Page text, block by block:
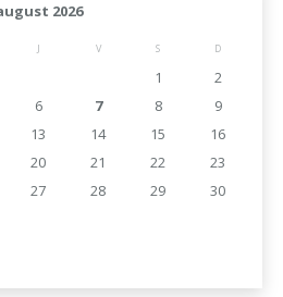
2026
J V S D
1
2
6 7 8
9
13 14 15
16
20 21 22
23
27 28 29
30